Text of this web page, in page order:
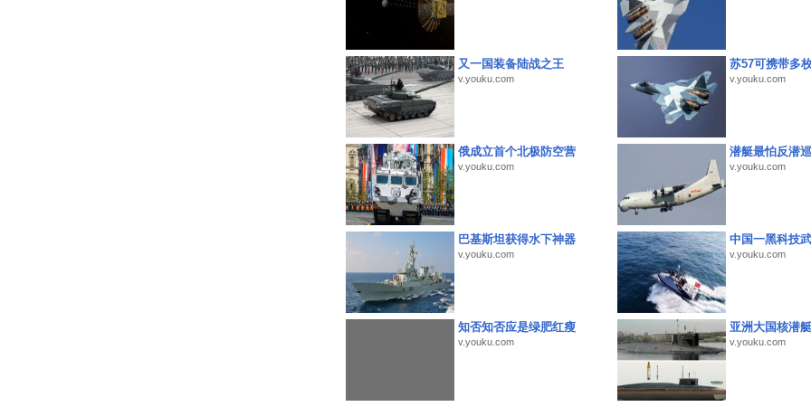
又一国装备陆战之王
v.youku.com
苏57可携带多
v.youku.com
俄成立首个北极防空营
v.youku.com
潜艇最怕反潜
v.youku.com
巴基斯坦获得水下神器
v.youku.com
中国一黑科技
v.youku.com
知否知否应是绿肥红瘦
v.youku.com
亚洲大国核潜
v.youku.com